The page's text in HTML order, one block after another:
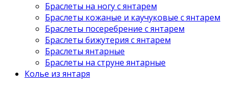
Браслеты на ногу с янтарем
Браслеты кожаные и каучуковые с янтарем
Браслеты посеребрение с янтарем
Браслеты бижутерия с янтарем
Браслеты янтарные
Браслеты на струне янтарные
Колье из янтаря